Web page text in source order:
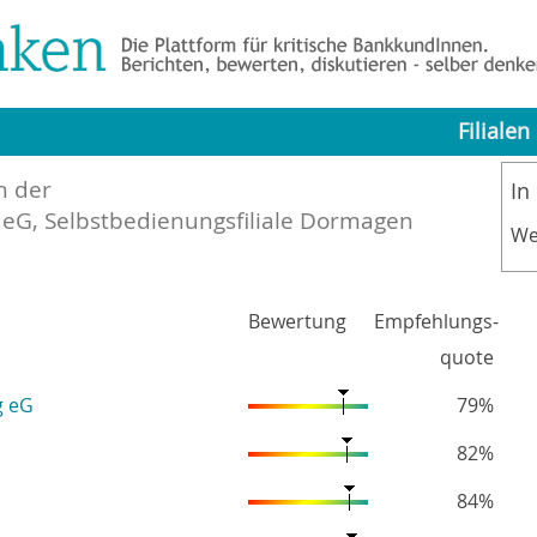
Filialen
In
der
Selbstbedienungsfiliale Dormagen
Bewertung
Empfehlungs-
quote
eG
79%
82%
84%